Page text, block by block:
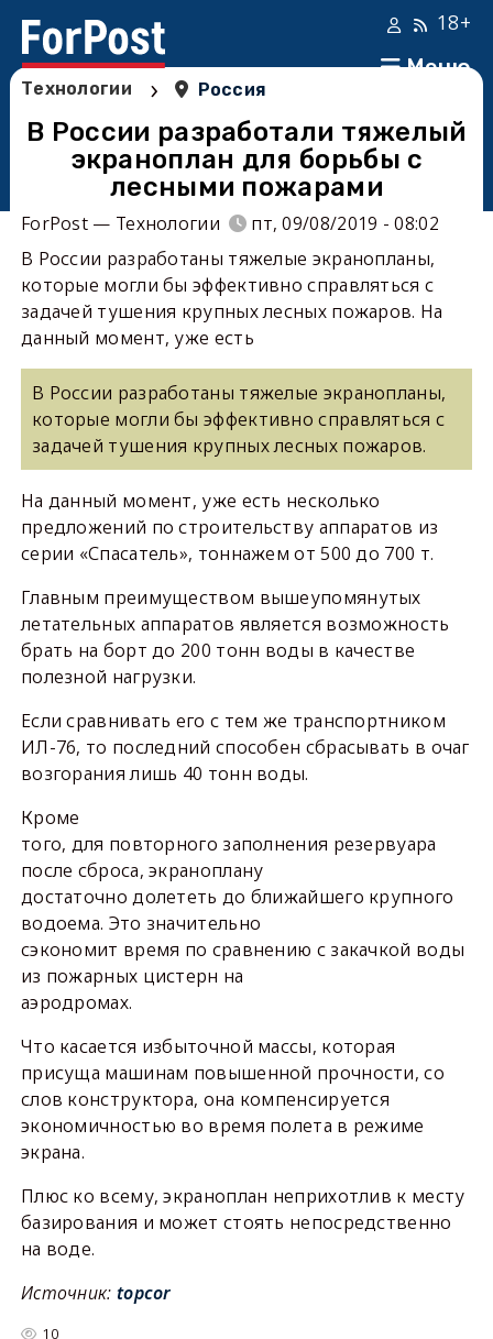
Меню
18+
Технологии › Россия
В России разработали тяжелый
экраноплан для борьбы с
лесными пожарами
ForPost — Технологии
пт, 09/08/2019 - 08:02
В России разработаны тяжелые экранопланы,
которые могли бы эффективно справляться с
задачей тушения крупных лесных пожаров. На
данный момент, уже есть
В России разработаны тяжелые экранопланы,
которые могли бы эффективно справляться с
задачей тушения крупных лесных пожаров.
На данный момент, уже есть несколько
предложений по строительству аппаратов из
серии «Спасатель», тоннажем от 500 до 700 т.
Главным преимуществом вышеупомянутых
летательных аппаратов является возможность
брать на борт до 200 тонн воды в качестве
полезной нагрузки.
Если сравнивать его с тем же транспортником
ИЛ-76, то последний способен сбрасывать в очаг
возгорания лишь 40 тонн воды.
Кроме
того, для повторного заполнения резервуара
после сброса, экраноплану
достаточно долететь до ближайшего крупного
водоема. Это значительно
сэкономит время по сравнению с закачкой воды
из пожарных цистерн на
аэродромах.
Что касается избыточной массы, которая
присуща машинам повышенной прочности, со
слов конструктора, она компенсируется
экономичностью во время полета в режиме
экрана.
Плюс ко всему, экраноплан неприхотлив к месту
базирования и может стоять непосредственно
на воде.
Источник: topcor
10